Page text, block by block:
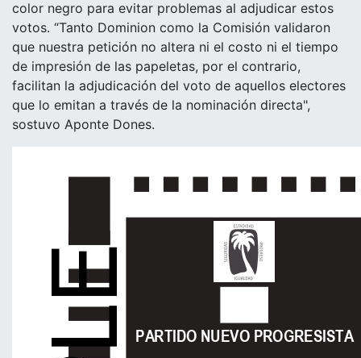
color negro para evitar problemas al adjudicar estos
votos. “Tanto Dominion como la Comisión validaron
que nuestra petición no altera ni el costo ni el tiempo
de impresión de las papeletas, por el contrario,
facilitan la adjudicación del voto de aquellos electores
que lo emitan a través de la nominación directa",
sostuvo Aponte Dones.